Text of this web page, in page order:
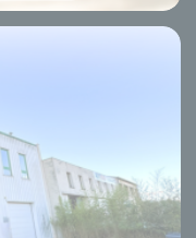
PAR